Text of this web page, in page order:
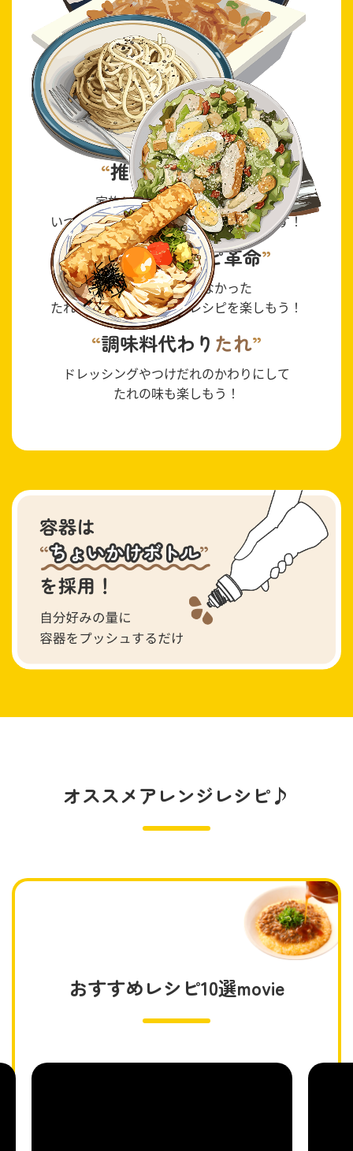
追いたれ
いつもの納豆にたれを追加して
たれだく納豆ご飯を楽しもう！
推したれに味変
家族と好きなたれが違っても
いつでも推したれをお楽しみいただけます！
納豆たれレシピ革命
今まで手軽にできなかった
たれをた〜っぷり使えるレシピを楽しもう！
調味料代わり たれ
ドレッシングやつけだれのかわりにして
たれの味も楽しもう！
オススメアレンジレシピ♪
おすすめレシピ10選movie